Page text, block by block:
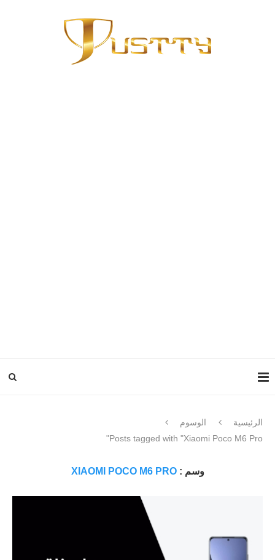
الرئيسية
الوسوم
Posts tagged with "Xiaomi Poco M6 Pro"
وسم :XIAOMI POCO M6 PRO